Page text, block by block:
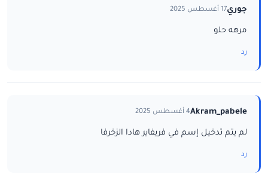
جوري17 أغسطس 2025
مرهه حلو
رد
Akram_pabele4 أغسطس 2025
لم يتم تدخيل إسم في فريفاير هادا الزخرفا
رد